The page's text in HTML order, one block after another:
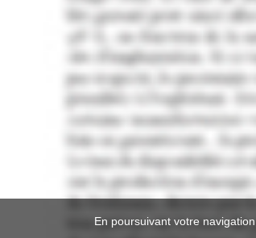
En poursuivant votre